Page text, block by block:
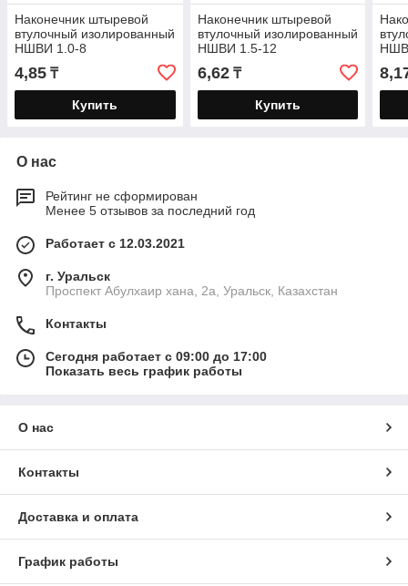
Наконечник штыревой
втулочный изолированный
НШВИ 1.0-8
4,85 ₸
Купить
Наконечник штыревой
втулочный изолированный
НШВИ 1.5-12
6,62₸
Купить
О нас
Рейтинг не сформирован
Менее 5 отзывов за последний год
Работает с 12.03.2021
г. Уральск
Проспект Абулхаир хана, 2а, Уральск, Казахстан
Контакты
Сегодня работает с 09:00 до 17:00
Показать весь график работы
О нас
Контакты
Доставка и оплата
График работы